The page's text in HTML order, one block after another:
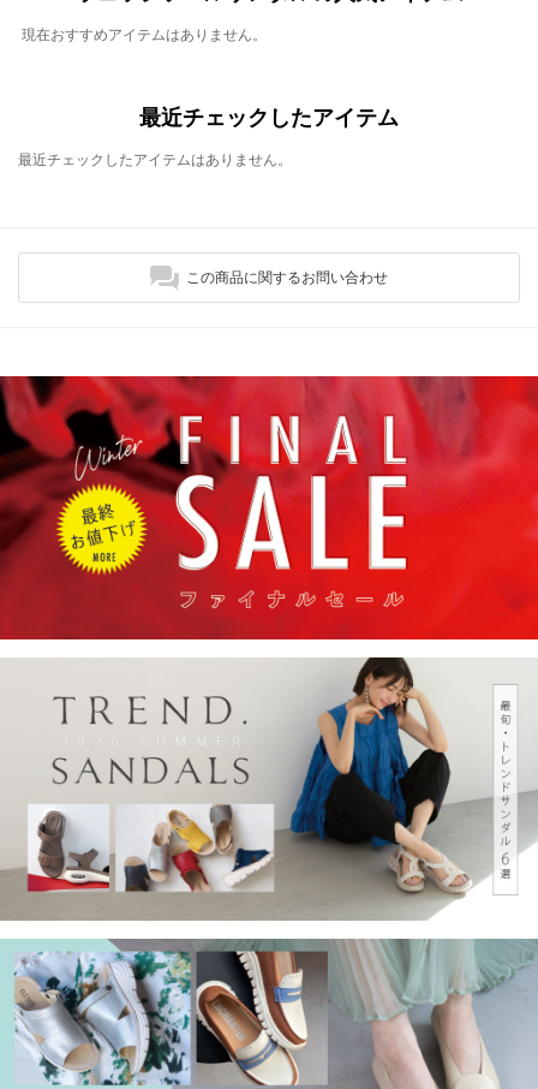
現在おすすめアイテムはありません。
最近チェックしたアイテム
最近チェックしたアイテムはありません。
この商品に関するお問い合わせ